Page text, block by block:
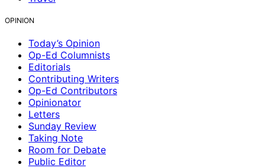
OPINION
Today’s Opinion
Op-Ed Columnists
Editorials
Contributing Writers
Op-Ed Contributors
Opinionator
Letters
Sunday Review
Taking Note
Room for Debate
Public Editor